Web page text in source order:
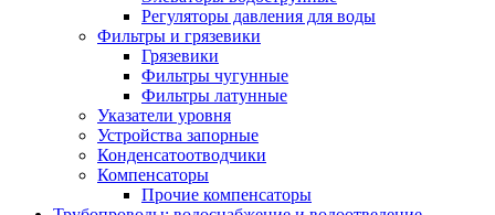
Регуляторы давления для воды
Фильтры и грязевики
Грязевики
Фильтры чугунные
Фильтры латунные
Указатели уровня
Устройства запорные
Конденсатоотводчики
Компенсаторы
Прочие компенсаторы